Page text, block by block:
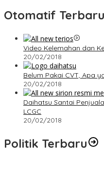
Otomatif Terbaru
Video Kelemahan dan
20/02/2018
Belum Pakai CVT, Apa
20/02/2018
Daihatsu Santai
LCGC
20/02/2018
Politik Terbaru